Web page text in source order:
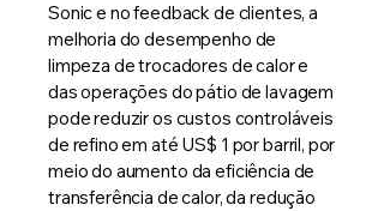
Sonic e no feedback de clientes, a
melhoria do desempenho de
limpeza de trocadores de calor e
das operações do pátio de lavagem
pode reduzir os custos controláveis
de refino em até US$ 1 por barril, por
meio do aumento da eficiência de
transferência de calor, da redução